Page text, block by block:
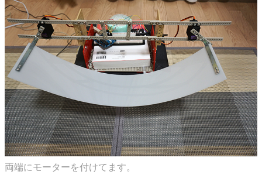
両端にモーターを付けてます。